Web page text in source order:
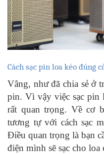
Cách sạc pin loa kéo đúng
Vâng, như đã chia sẻ ở
pin. Vì vậy việc sạc pin
rất quan trọng. Về cơ
tương tự với cách sạc
Điều quan trọng là bạn
điện mình sẽ sạc cho